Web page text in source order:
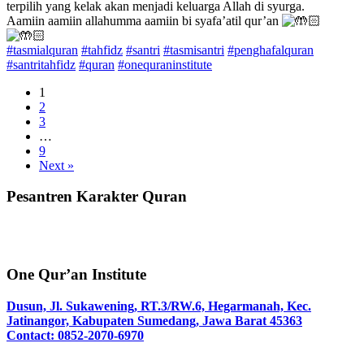
terpilih yang kelak akan menjadi keluarga Allah di syurga.
Aamiin aamiin allahumma aamiin bi syafa’atil qur’an
#tasmialquran #tahfidz #santri #tasmisantri #penghafalquran
#santritahfidz #quran #onequraninstitute
1
2
3
…
9
Next »
Pesantren Karakter Quran
One Qur’an Institute
Dusun, Jl. Sukawening, RT.3/RW.6, Hegarmanah, Kec.
Jatinangor, Kabupaten Sumedang, Jawa Barat 45363
Contact: 0852-2070-6970